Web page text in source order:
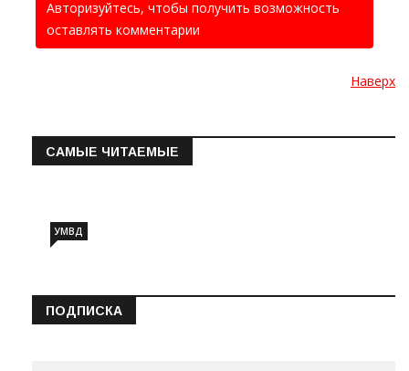
Авторизуйтесь, чтобы получить возможность
оставлять комментарии
Наверх
САМЫЕ ЧИТАЕМЫЕ
УМВД
ПОДПИСКА